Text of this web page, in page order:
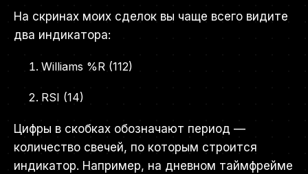
На скринах моих сделок вы чаще всего видите
два индикатора:
Williams %R (112)
RSI (14)
Цифры в скобках обозначают период —
количество свечей, по которым строится
индикатор. Например, на дневном таймфрейме